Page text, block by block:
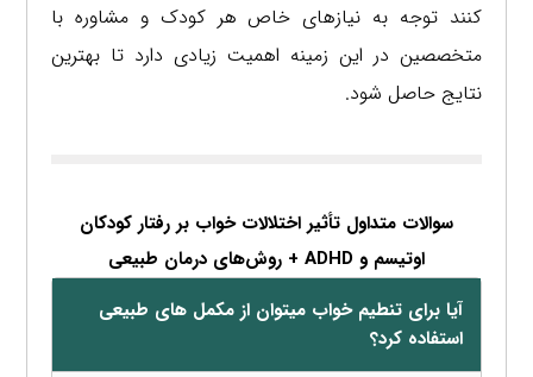
کنند توجه به نیازهای خاص هر کودک و مشاوره با
متخصصین در این زمینه اهمیت زیادی دارد تا بهترین
نتایج حاصل شود.
سوالات متداول تأثیر اختلالات خواب بر رفتار کودکان
اوتیسم و ADHD + روش‌های درمان طبیعی
آیا برای تنطیم خواب میتوان از مکمل های طبیعی
استفاده کرد؟